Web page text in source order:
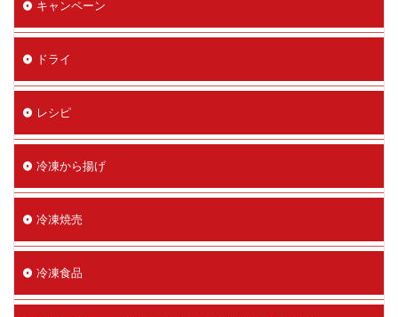
キャンペーン
ドライ
レシピ
冷凍から揚げ
冷凍焼売
冷凍食品